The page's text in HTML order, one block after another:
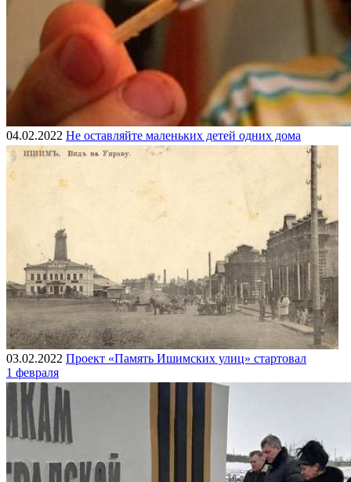
04.02.2022 Не оставляйте маленьких детей одних дома
03.02.2022 Проект «Память Ишимских улиц» стартовал
1 февраля